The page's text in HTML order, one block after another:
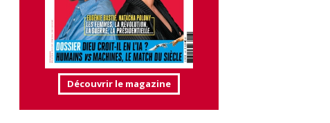
Découvrir le magazine